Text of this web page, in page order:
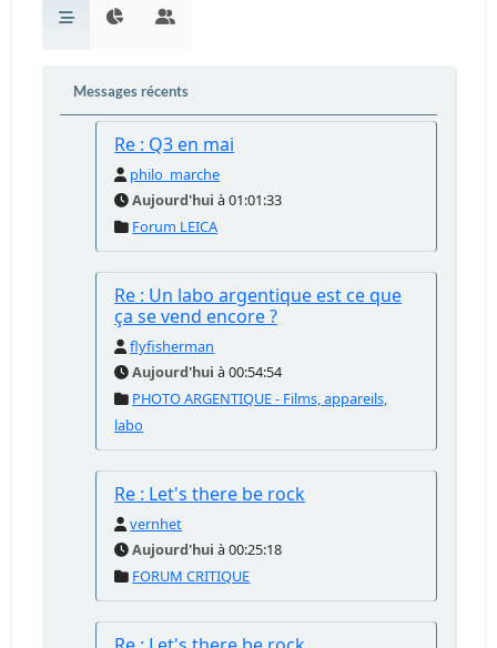
Messages récents
Re : Q3 en mai
philo_marche
Aujourd'hui à 01:01:33
Forum LEICA
Re : Un labo argentique est ce que
ça se vend encore ?
flyfisherman
Aujourd'hui à 00:54:54
PHOTO ARGENTIQUE - Films, appareils,
labo
Re : Let's there be rock
vernhet
Aujourd'hui à 00:25:18
FORUM CRITIQUE